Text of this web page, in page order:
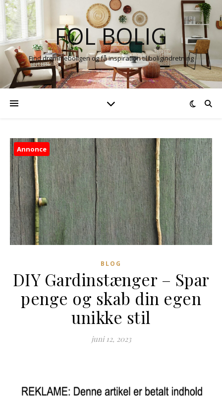
FOL BOLIG
Find drømmeboligen og få inspiration til boligindretning
Annonce
BLOG
DIY Gardinstænger – Spar
penge og skab din egen
unikke stil
juni 12, 2023